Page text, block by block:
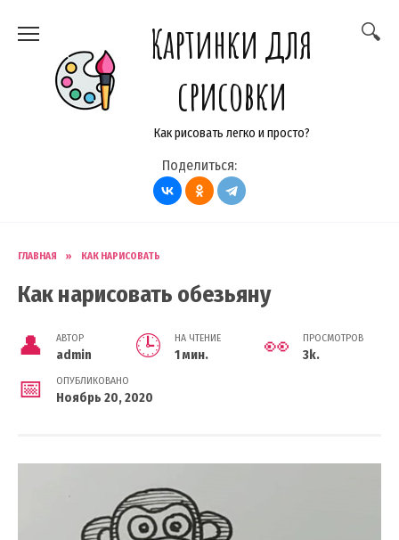
содержанию
Картинки для
срисовки
Как рисовать легко и просто?
Поделиться:
ГЛАВНАЯ » КАК НАРИСОВАТЬ
Как нарисовать обезьяну
АВТОР
admin
НА ЧТЕНИЕ
1 мин.
ПРОСМОТРОВ
3k.
ОПУБЛИКОВАНО
Ноябрь 20, 2020